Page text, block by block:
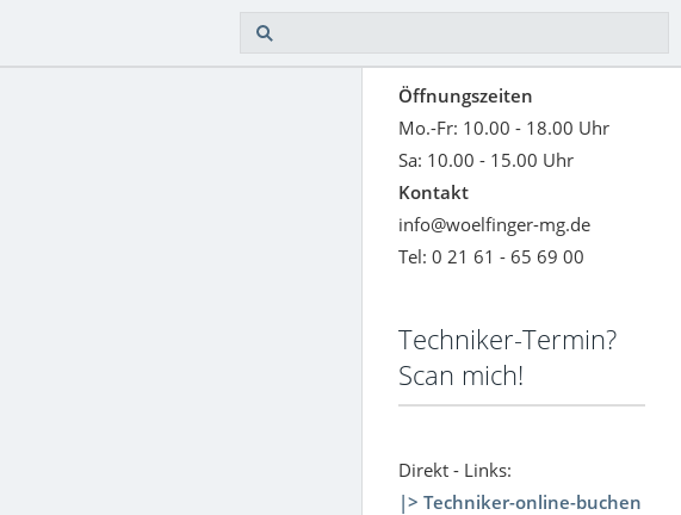
Öffnungszeiten
Mo.-Fr: 10.00 - 18.00 Uhr
Sa: 10.00 - 15.00 Uhr
Kontakt
info@woelfinger-mg.de
Tel: 0 21 61 - 65 69 00
Techniker-Termin?
Scan mich!
Direkt - Links:
|> Techniker-online-buchen